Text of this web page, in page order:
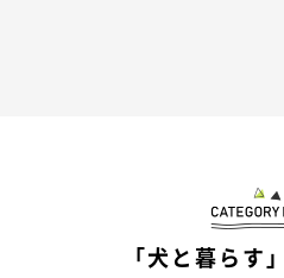
「犬と暮らす